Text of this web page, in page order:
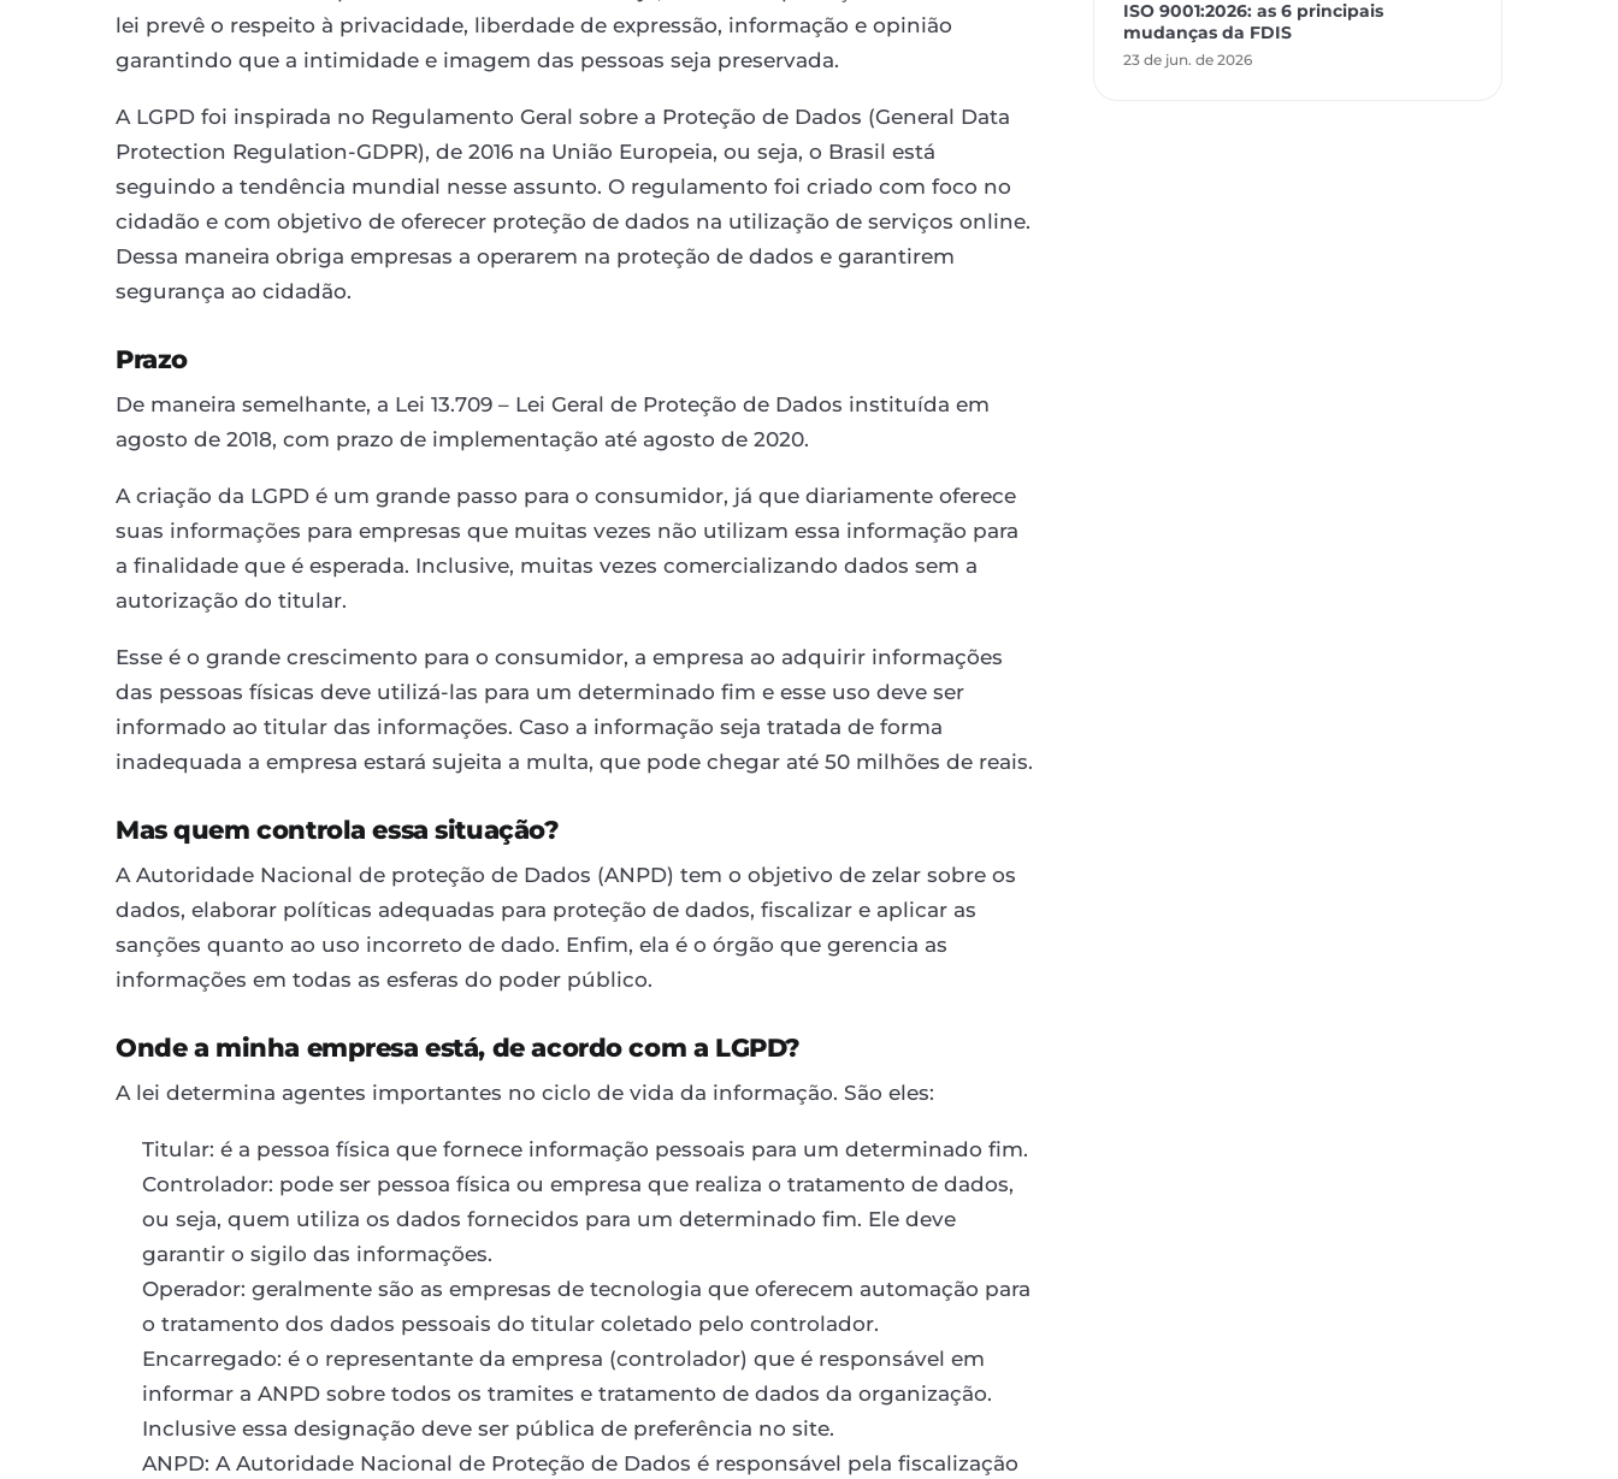
lei prevê o respeito à privacidade, liberdade de expressão, informação e opinião
garantindo que a intimidade e imagem das pessoas seja preservada.
A LGPD foi inspirada no Regulamento Geral sobre a Proteção de Dados (General Data
Protection Regulation-GDPR), de 2016 na União Europeia, ou seja, o Brasil está
seguindo a tendência mundial nesse assunto. O regulamento foi criado com foco no
cidadão e com objetivo de oferecer proteção de dados na utilização de serviços online.
Dessa maneira obriga empresas a operarem na proteção de dados e garantirem
segurança ao cidadão.
Prazo
De maneira semelhante, a Lei 13.709 – Lei Geral de Proteção de Dados instituída em
agosto de 2018, com prazo de implementação até agosto de 2020.
A criação da LGPD é um grande passo para o consumidor, já que diariamente oferece
suas informações para empresas que muitas vezes não utilizam essa informação para
a finalidade que é esperada. Inclusive, muitas vezes comercializando dados sem a
autorização do titular.
Esse é o grande crescimento para o consumidor, a empresa ao adquirir informações
das pessoas físicas deve utilizá-las para um determinado fim e esse uso deve ser
informado ao titular das informações. Caso a informação seja tratada de forma
inadequada a empresa estará sujeita a multa, que pode chegar até 50 milhões de reais.
Mas quem controla essa situação?
A Autoridade Nacional de proteção de Dados (ANPD) tem o objetivo de zelar sobre os
dados, elaborar políticas adequadas para proteção de dados, fiscalizar e aplicar as
sanções quanto ao uso incorreto de dado. Enfim, ela é o órgão que gerencia as
informações em todas as esferas do poder público.
Onde a minha empresa está, de acordo com a LGPD?
A lei determina agentes importantes no ciclo de vida da informação. São eles:
Titular: é a pessoa física que fornece informação pessoais para um determinado fim.
Controlador: pode ser pessoa física ou empresa que realiza o tratamento de dados,
ou seja, quem utiliza os dados fornecidos para um determinado fim. Ele deve
garantir o sigilo das informações.
Operador: geralmente são as empresas de tecnologia que oferecem automação para
o tratamento dos dados pessoais do titular coletado pelo controlador.
Encarregado: é o representante da empresa (controlador) que é responsável em
informar a ANPD sobre todos os tramites e tratamento de dados da organização.
Inclusive essa designação deve ser pública de preferência no site.
ANPD: A Autoridade Nacional de Proteção de Dados é responsável pela fiscalização
ISO 9001:2026: as 6 principais
mudanças da FDIS
23 de jun. de 2026